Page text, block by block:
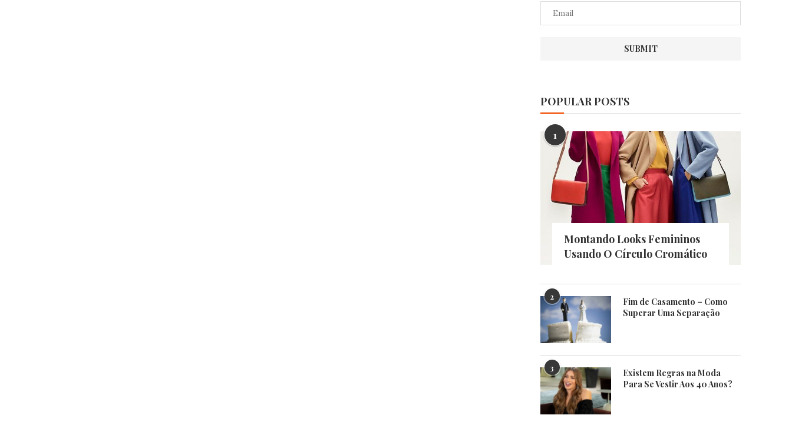
POPULAR POSTS
1
Montando Looks Femininos
Usando O Círculo Cromático
2
Fim de Casamento – Como
Superar Uma Separação
3
Existem Regras na Moda
Para Se Vestir Aos 40 Anos?